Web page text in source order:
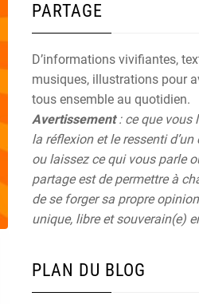
PARTAGE
D’informations vivifiantes,
musiques, illustrations pour
tous ensemble au quotidien.
Avertissement: ce que vous
la réflexion et le ressenti
ou laissez ce qui vous parle
partage est de permettre à
de se forger sa propre
unique, libre et souverain(e)
PLAN DU BLOG